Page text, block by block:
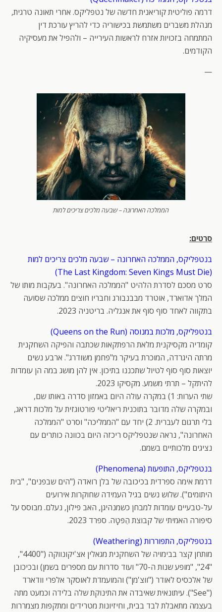
דרמה פוליטית קוריאנית חדשה של נטפליקס. אחרי תאונה טרגית,
מנהלת משברים משתמשת בכישוריה כדי להריץ עורכת דין
המתמחה בזכויות אזרח לראשות העירייה – ולהפיל את מעסיקיה
הקודמים.
—
הממלכה האחרונה – שבעה מלכים צריכים למות
סרטים:
בנטפליקס, הממלכה האחרונה – שבעה מלכים צריכים למות
(The Last Kingdom: Seven Kings Must Die)
סרט מסכם לסדרת הלהיט "הממלכה האחרונה". בעקבות מותו של
המלך אדוארד, אוטרד מבבנבורג וחבריו חוצים ממלכה שסועה
בתקווה לאחד סוף סוף את אנגליה.‎ בריטניה 2023.
בנטפליקס, מלכות במנוסה (Queens on the Run)
קומדיה מקסיקנית מלאת הרפתקאות שכתבה והפיקה השחקנית
מרתה היגרדה, המוכרת בעיקר מ"פחמן משודרג". ארבע נשים
יוצאות סוף סוף לטיול שתכננו בתיכון. אין להן מושג במה הן עומדות
להיתקל – תרתי משמע. מקסיקו 2023.
שתי הערות: 1) במקרה עולה היום באמזון סדרה באותו שם,
ובמקרה שלה מדובר בתוכנית ריאליטי פורטוגזית על מלכות דראג,
בלי תרגום לעברית. 2) יחד עם "הממליכה" וסרט "הממלכה
האחרונה", נראה שנטפליקס ריכזה היום בכוונה כותרים עם
נציגים מלכותיים בשמם.
בנטפליקס, התופעות (Phenomena)
דרמת אימה ספרדית בכיכובה של בלן רואדה ("הים שבפנים", "בית
היתומים"). שלוש נשים בגיל העמידה שחוקרות אירועים
על-טבעיים עומדות למבחן כשמנהיגן, האב פילון, נעלם. מבוסס על
סיפורה האמיתי של קבוצת הֶפּטָה. ספרד 2023.
בנטפליקס, התפוררות (Weathering)
מותחן קצר בבימויה של השחקנית מגאלין אצ'יקונווקה ("4400",
"24", "מופע שנות ה-70" ועוד סדרות עם מספרים בשמן) ובכיכובן
של אלכסיס לאודר ("ווצ'מן") והמועמדת לאוסקר אלפרי וודארד
("See"). עיתונאית שאיבדה את התינוקת שלה בלידה וכמעט מתה
בעצמה מתאבלת לבד בבית, וחיזיונות מטרידים ומתקפות מצמררות